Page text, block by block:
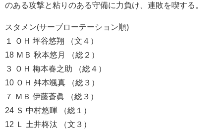
のある攻撃と粘りのある守備に力負け、連敗を喫する。
スタメン(サーブローテーション順)
１ ＯＨ 坪谷悠翔 （文４）
18 ＭＢ 秋本悠月 （総２）
３ ＯＨ 梅本春之助 （総４）
10 ＯＨ 舛本颯真 （総３）
７ ＭＢ 伊藤蒼眞 （総３）
24 Ｓ 中村悠暉 （総１）
12 Ｌ 土井柊汰 （文３）